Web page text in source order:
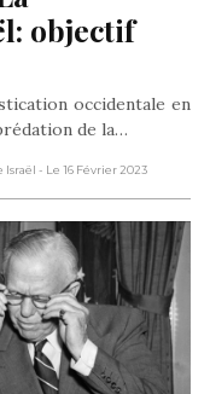
objectif
occidentale en
de la…
Israël - Le 16 Février 2023